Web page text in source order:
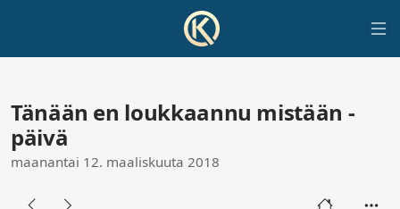
Tänään en loukkaannu mistään -
päivä
maanantai 12. maaliskuuta 2018